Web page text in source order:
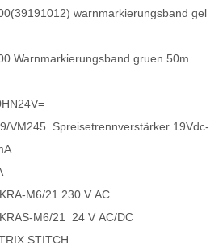
warnmarkierungsband gel
Warnmarkierungsband gruen 50m
VM245 Spreisetrennverstärker 19Vdc-
M6/21 230 V AC
M6/21 24 V AC/DC
STITCH